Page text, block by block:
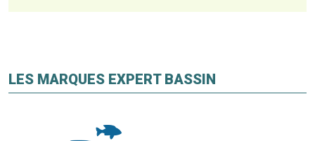
LES MARQUES EXPERT BASSIN